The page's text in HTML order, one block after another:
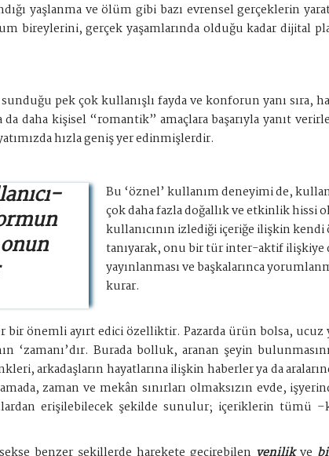
yaşlanma ve ölüm gibi bazı evrensel gerçeklerin
bireylerini, gerçek yaşamlarında olduğu kadar dijital
pek çok kullanışlı fayda ve konforun yanı sıra,
daha kişisel “romantik” amaçlara başarıyla yanıt
hızla geniş yer edinmişlerdir.
Bu ‘öznel’ kullanım deneyimi de,
çok daha fazla doğallık ve etkinlik
kullanıcının izlediği içeriğe ilişkin
tanıyarak, onu bir tür inter-aktif ilişkiye
yayınlanması ve başkalarınca
kurar.
bir önemli ayırt edici özelliktir. Pazarda ürün bolsa, ucuz
‘zamanı’dır. Burada bolluk, aranan şeyin
arkadaşların hayatlarına ilişkin haberler ya da
zaman ve mekân sınırları olmaksızın evde,
erişilebilecek şekilde sunulur; içeriklerin tümü